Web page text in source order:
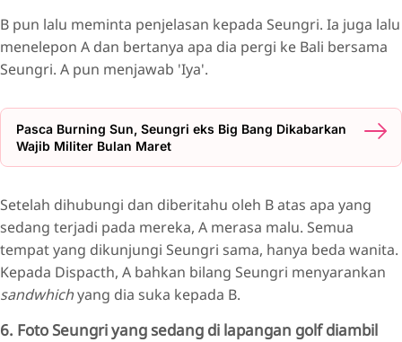
B pun lalu meminta penjelasan kepada Seungri. Ia juga lalu
menelepon A dan bertanya apa dia pergi ke Bali bersama
Seungri. A pun menjawab 'Iya'.
Pasca Burning Sun, Seungri eks Big Bang Dikabarkan
Wajib Militer Bulan Maret
Setelah dihubungi dan diberitahu oleh B atas apa yang
sedang terjadi pada mereka, A merasa malu. Semua
tempat yang dikunjungi Seungri sama, hanya beda wanita.
Kepada Dispacth, A bahkan bilang Seungri menyarankan
sandwhichyang dia suka kepada B.
6. Foto Seungri yang sedang di lapangan golf diambil